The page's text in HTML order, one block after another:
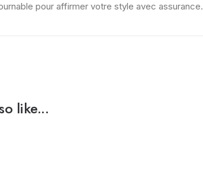
pour affirmer votre style avec assurance.
like...